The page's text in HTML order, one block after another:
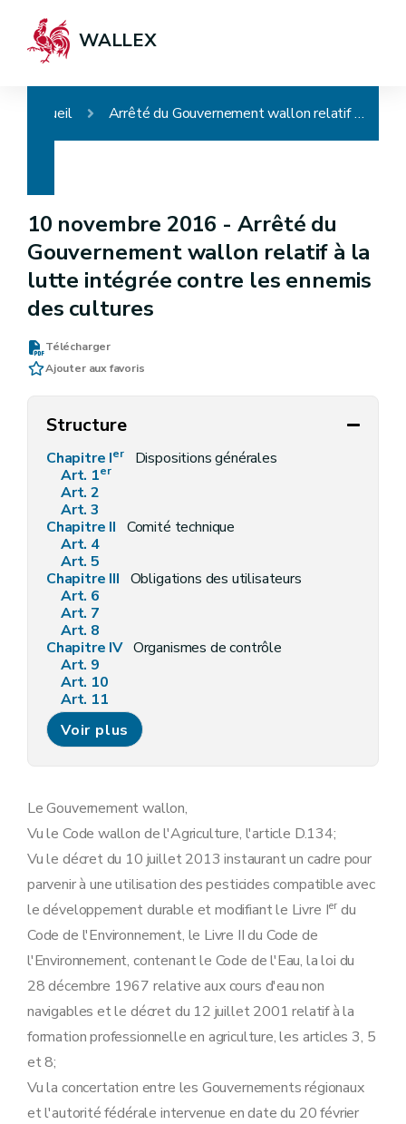
WALLEX
Accueil Arrêté du Gouvernement wallon relatif à la lutte intégrée contre les ennemis des cultures
10 novembre 2016 - Arrêté du
Gouvernement wallon relatif à la
lutte intégrée contre les ennemis
des cultures
Télécharger
Ajouter aux favoris
Structure
Chapitre Ier
Dispositions générales
Art. 1er
Art. 2
Art. 3
Chapitre II Comité technique
Art. 4
Art. 5
Chapitre III Obligations des utilisateurs
Art. 6
Art. 7
Art. 8
Chapitre IV Organismes de contrôle
Art. 9
Art. 10
Art. 11
Art. 12
Art. 13
Art. 14
Chapitre V Délivrance d'un certificat « lutte intégrée »
Art. 18
Art. 19
Chapitre VI Sanctions
Art. 21
Art. 22
Annexe
Voir plus
Le Gouvernement wallon,
Vu le Code wallon de l'Agriculture, l'article D.134;
Vu le décret du 10 juillet 2013 instaurant un cadre pour
parvenir à une utilisation des pesticides compatible avec
le développement durable et modifiant le Livre Ier du
Code de l'Environnement, le Livre II du Code de
l'Environnement, contenant le Code de l'Eau, la loi du
28 décembre 1967 relative aux cours d'eau non
navigables et le décret du 12 juillet 2001 relatif à la
formation professionnelle en agriculture, les articles 3, 5
et 8;
Vu la concertation entre les Gouvernements régionaux
et l'autorité fédérale intervenue en date du 20 février